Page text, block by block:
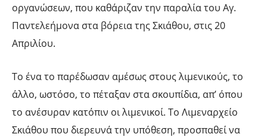
οργανώσεων, που καθάριζαν την παραλία του Αγ.
Παντελεήμονα στα βόρεια της Σκιάθου, στις 20
Απριλίου.
Το ένα το παρέδωσαν αμέσως στους λιμενικούς, το
άλλο, ωστόσο, το πέταξαν στα σκουπίδια, απ’ όπου
το ανέσυραν κατόπιν οι λιμενικοί. Το Λιμεναρχείο
Σκιάθου που διερευνά την υπόθεση, προσπαθεί να